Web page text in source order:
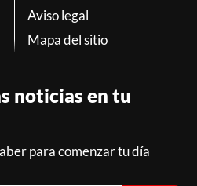
Aviso legal
Mapa del sitio
noticias en tu
para comenzar tu día